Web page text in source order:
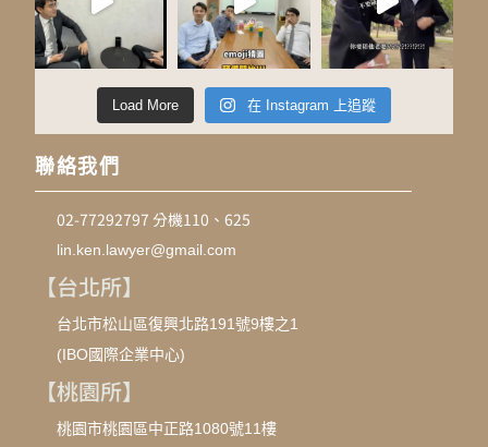
Load More 在 Instagram 上追蹤
聯絡我們
02-77292797 分機110、625
lin.ken.lawyer@gmail.com
【台北所】
台北市松山區復興北路191號9樓之1
(IBO國際企業中心)
【桃園所】
桃園市桃園區中正路1080號11樓